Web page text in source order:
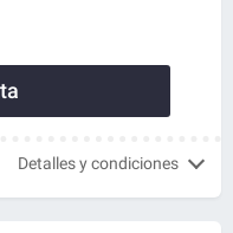
Detalles y condiciones